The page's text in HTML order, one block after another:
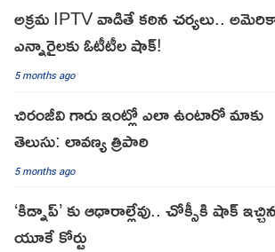
అక్రమ IPTV వాడితే కఠిన చర్యలు..
ఎన్నారైలకు ఓటీటీల షాక్!
5 months ago
చిరంజీవి గారు ఇంట్లో ఎలా ఉంటారో మాకు
తెలుసు: లావణ్య త్రిపాఠి
5 months ago
‘కిడ్నాప్’ కు ఆధారాల్లేవు.. చోక్సీకి షాక్ ఇచ్చిన
యూకే కోర్టు